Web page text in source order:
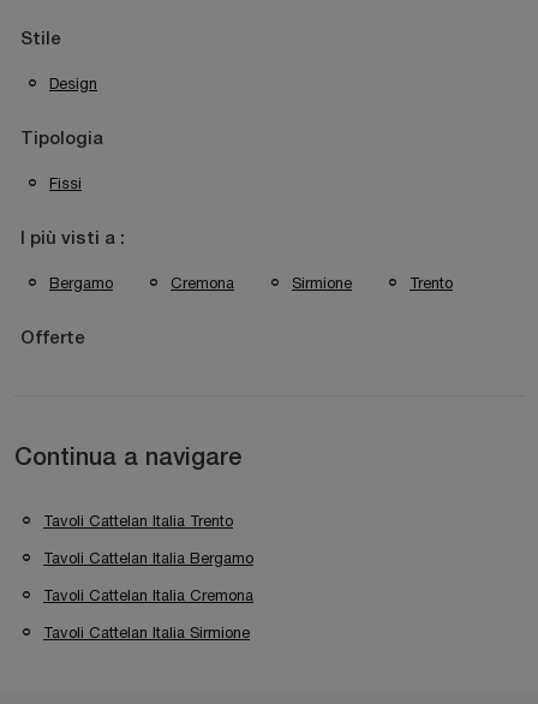
Stile
Design
Tipologia
Fissi
I più visti a :
Bergamo Cremona Sirmione Trento
Offerte
Continua a navigare
Tavoli Cattelan Italia Trento
Tavoli Cattelan Italia Bergamo
Tavoli Cattelan Italia Cremona
Tavoli Cattelan Italia Sirmione